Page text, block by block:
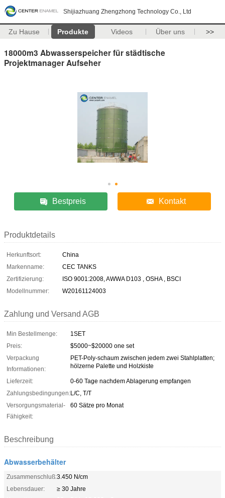
Shijiazhuang Zhengzhong Technology Co., Ltd
Zu Hause Produkte Videos Über uns >>
18000m3 Abwasserspeicher für städtische
Projektmanager Aufseher
Bestpreis Kontakt
Produktdetails
Herkunftsort:
China
Markenname:
CEC TANKS
Zertifizierung:
ISO 9001:2008, AWWA D103 , OSHA , BSCI
Modellnummer:
W20161124003
Zahlung und Versand AGB
Min Bestellmenge:
1SET
Preis:
$5000~$20000 one set
Verpackung
Informationen:
PET-Poly-schaum zwischen jedem zwei Stahlplatten;
hölzerne Palette und Holzkiste
Lieferzeit:
0-60 Tage nachdem Ablagerung empfangen
Zahlungsbedingungen:L/C, T/T
Versorgungsmaterial-
Fähigkeit:
60 Sätze pro Monat
Beschreibung
Abwasserbehälter
Zusammenschluß:3.450 N/cm
Lebensdauer:
≥ 30 Jahre